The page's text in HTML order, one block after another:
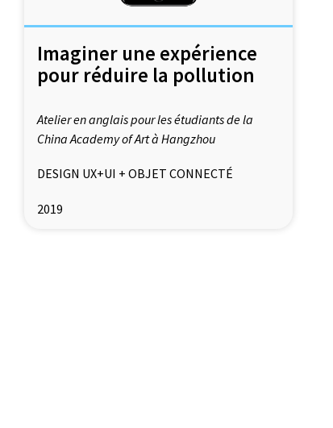
Imaginer une expérience
pour réduire la pollution
Atelier en anglais pour les étudiants de la
China Academy of Art à Hangzhou
DESIGN UX+UI + OBJET CONNECTÉ
2019